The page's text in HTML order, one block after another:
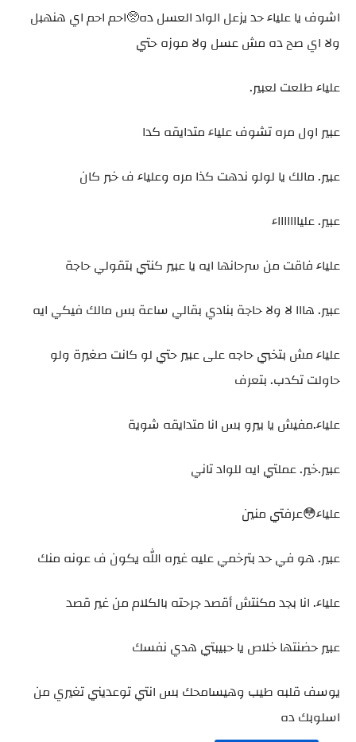
اشوف يا علياء حد يزعل الواد العسل ده🥺احم احم اي هنهبل
ولا اي صح ده مش عسل ولا موزه حتي
علياء طلعت لعبير.
عبير اول مره تشوف علياء متدايقه كدا
عبير. مالك يا لولو ندهت كذا مره وعلياء ف خبر كان
عبير. علياااااااء
علياء فاقت من سرحانها ايه يا عبير كنتي بتقولي حاجة
عبير. هااا لا ولا حاجة بنادي بقالي ساعة بس مالك فيكي ايه
علياء مش بتخبي حاجه على عبير حتي لو كانت صغيرة ولو
حاولت تكدب. بتعرف
علياء.مفيش يا بيرو بس انا متدايقه شوية
عبير.خير. عملتي ايه للواد تاني
علياء😳عرفتي منين
عبير. هو في حد بترخمي عليه غيره الله يكون ف عونه منك
علياء. انا بجد مكنتش أقصد جرحته بالكلام من غير قصد
عبير حضنتها خلاص يا حبيبتي هدي نفسك
يوسف قلبه طيب وهيسامحك بس انتي توعديني تغيري من
اسلوبك ده